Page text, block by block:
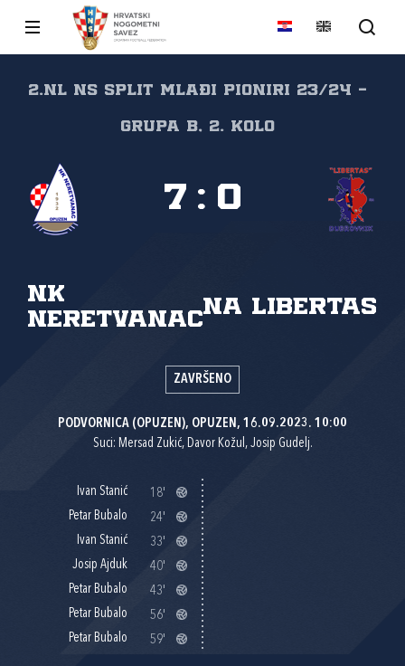
2.NL NS Split Mlađi pioniri 23/24 -
grupa B, 2. kolo
NK
Neretvanac
NA Libertas
7 : 0
ZAVRŠENO
PODVORNICA (OPUZEN), OPUZEN, 16.09.2023. 10:00
Suci: Mersad Zukić, Davor Kožul, Josip Gudelj.
Ivan Stanić
18'
Petar Bubalo
24'
Ivan Stanić
33'
Josip Ajduk
40'
Petar Bubalo
43'
Petar Bubalo
56'
Petar Bubalo
59'